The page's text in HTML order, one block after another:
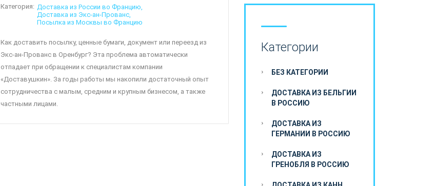
Категория: Доставка из России во Францию
Доставка из Экс-ан-Прованс
Посылка из Москвы во Францию
Как доставить посылку, ценные бумаги, документ или переезд из
Экс-ан-Прованс в Оренбург? Эта проблема автоматически
отпадает при обращении к специалистам компании
«Доставушкин». За годы работы мы накопили достаточный опыт
сотрудничества с малым, средним и крупным бизнесом, а также
частными лицами.
Категории
БЕЗ КАТЕГОРИИ
ДОСТАВКА ИЗ БЕЛЬГИИ
В РОССИЮ
ДОСТАВКА ИЗ
ГЕРМАНИИ В РОССИЮ
ДОСТАВКА ИЗ
ГРЕНОБЛЯ В РОССИЮ